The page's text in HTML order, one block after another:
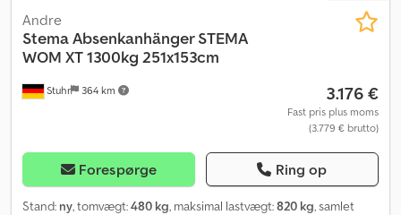
Stuhr 364 km
Andre
StemaAbsenkanhänger STEMA
WOM XT 1300kg 251x153cm
3.176 €
Fast pris plus moms
(3.779 € brutto)
Forespørge Ring op
Stand: ny, tomvægt:480 kg, maksimal lastvægt:820 kg, samlet